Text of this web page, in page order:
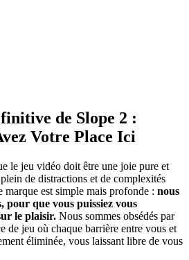
de Slope 2 :
Votre Place Ici
le jeu vidéo doit être une joie pure et
de distractions et de complexités
marque est simple mais profonde : nous
pour que vous puissiez vous
le plaisir. Nous sommes obsédés par
de jeu où chaque barrière entre vous et
éliminée, vous laissant libre de vous